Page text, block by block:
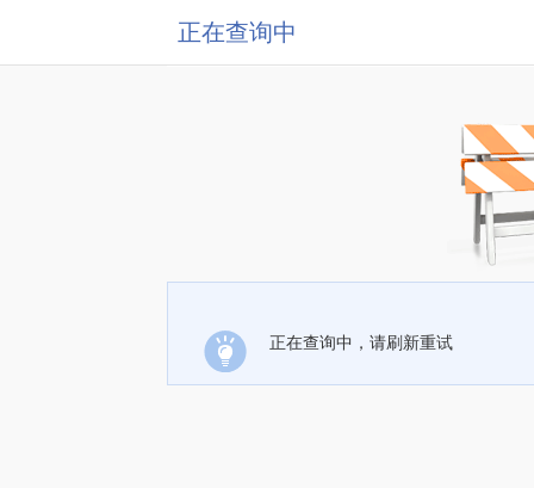
正在查询中
正在查询中，请刷新重试